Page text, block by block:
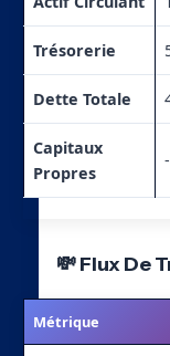
Trésorerie
Dette Totale
Capitaux
Propres
💸 Flux De
Métrique